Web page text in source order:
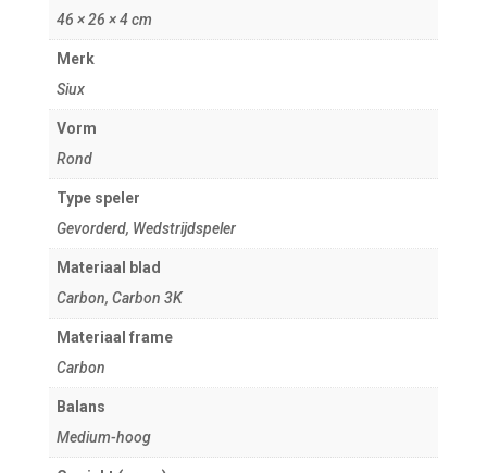
46 × 26 × 4 cm
Merk
Siux
Vorm
Rond
Type speler
Gevorderd, Wedstrijdspeler
Materiaal blad
Carbon, Carbon 3K
Materiaal frame
Carbon
Balans
Medium-hoog